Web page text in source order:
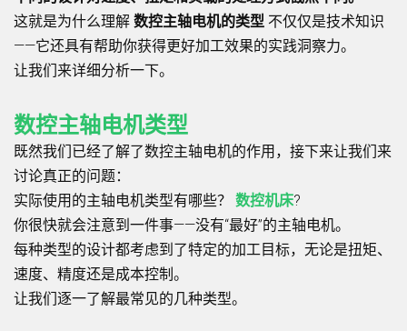
这就是为什么理解 数控主轴电机的类型 不仅仅是技术知识
——它还具有帮助你获得更好加工效果的实践洞察力。
让我们来详细分析一下。
数控主轴电机类型
既然我们已经了解了数控主轴电机的作用，接下来让我们来
讨论真正的问题：
实际使用的主轴电机类型有哪些？ 数控机床?
你很快就会注意到一件事——没有“最好”的主轴电机。
每种类型的设计都考虑到了特定的加工目标，无论是扭矩、
速度、精度还是成本控制。
让我们逐一了解最常见的几种类型。